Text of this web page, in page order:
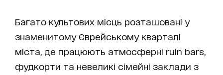
Багато культових місць розташовані у
знаменитому Єврейському кварталі
міста, де працюють атмосферні ruin bars,
фудкорти та невеликі сімейні заклади з